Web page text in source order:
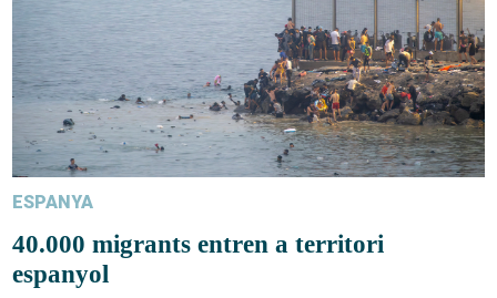
ESPANYA
40.000 migrants entren a territori
espanyol